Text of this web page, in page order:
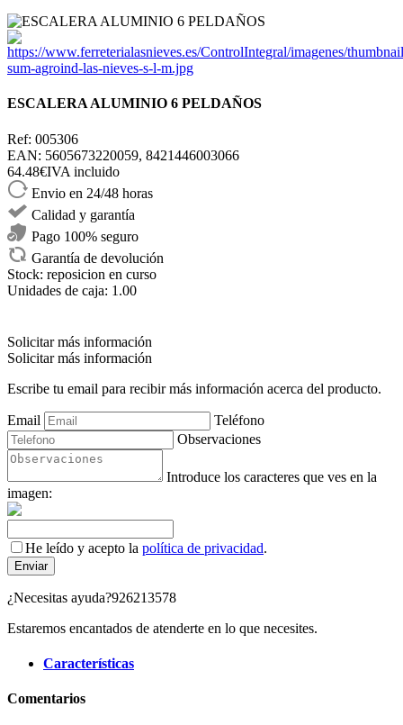
ESCALERA ALUMINIO 6 PELDAÑOS
Ref: 005306
EAN: 5605673220059, 8421446003066
64.48€IVA incluido
Envio en 24/48 horas
Calidad y garantía
Pago 100% seguro
Garantía de devolución
Stock: reposicion en curso
Unidades de caja: 1.00
Solicitar más información
Solicitar más información
Escribe tu email para recibir más información acerca del producto.
Email
Teléfono
Observaciones
Introduce los caracteres que ves en la
imagen:
He leído y acepto la política de privacidad.
¿Necesitas ayuda?926213578
Estaremos encantados de atenderte en lo que necesites.
Características
Comentarios